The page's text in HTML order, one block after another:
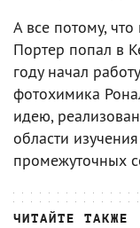
А все потому,
Портер попал в
году начал
фотохимика
идею,
области
промежуточных
ЧИТАЙТЕ ТАКЖЕ